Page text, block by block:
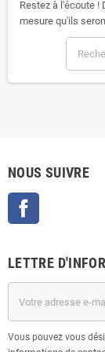
réellement fraîche et
graines à germer et
Restez à l'écoute
mesure qu'ils
NOUS SUIVRE
LETTRE
Vous pouvez vous